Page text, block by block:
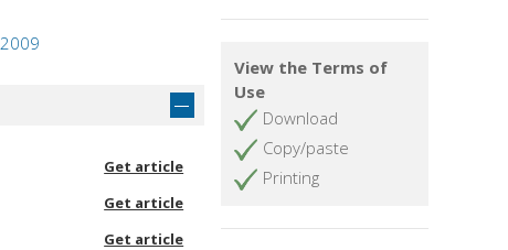
Get article
Get article
Get article
View the Terms of
Use
Download
Copy/paste
Printing